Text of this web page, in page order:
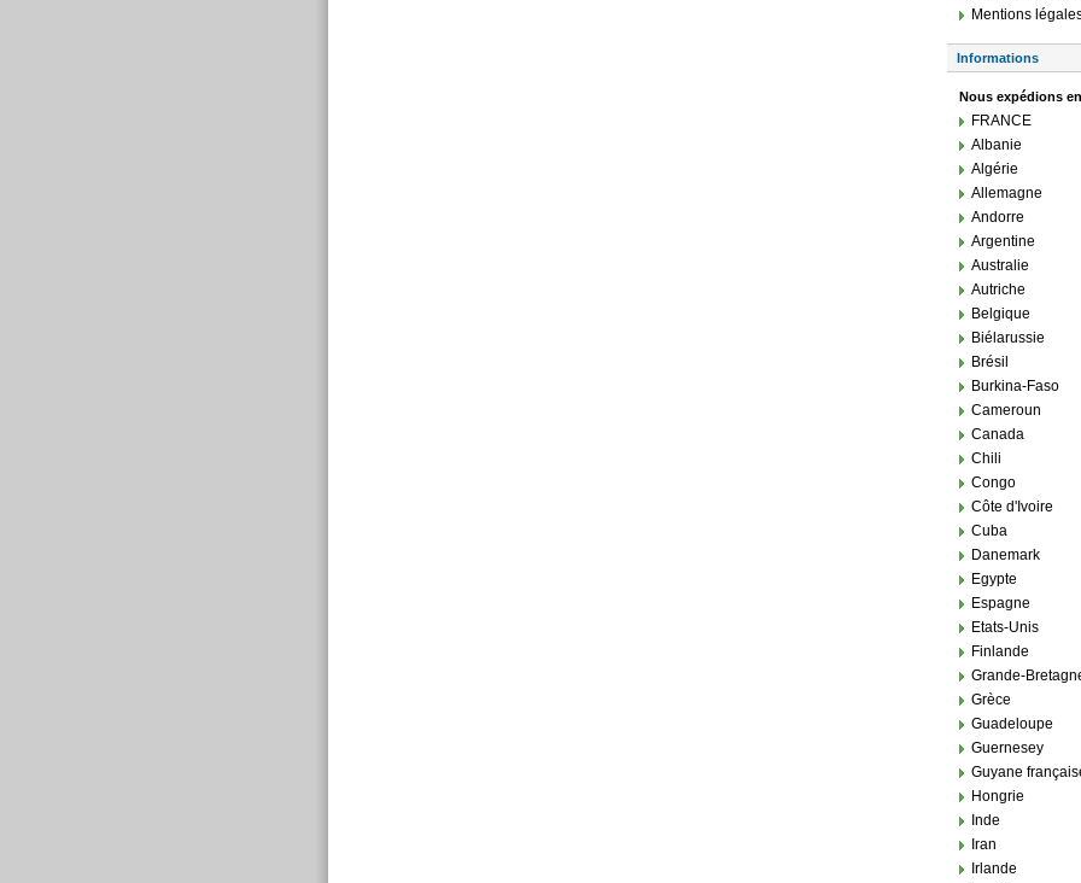
Mentions
Informations
Nous expédions
FRANCE
Albanie
Algérie
Allemagne
Andorre
Argentine
Australie
Autriche
Belgique
Biélarussie
Brésil
Burkina-Faso
Cameroun
Canada
Chili
Congo
Côte d'Ivoire
Cuba
Danemark
Egypte
Espagne
Etats-Unis
Finlande
Grande-
Grèce
Guadeloupe
Guernesey
Guyane
Hongrie
Inde
Iran
Irlande